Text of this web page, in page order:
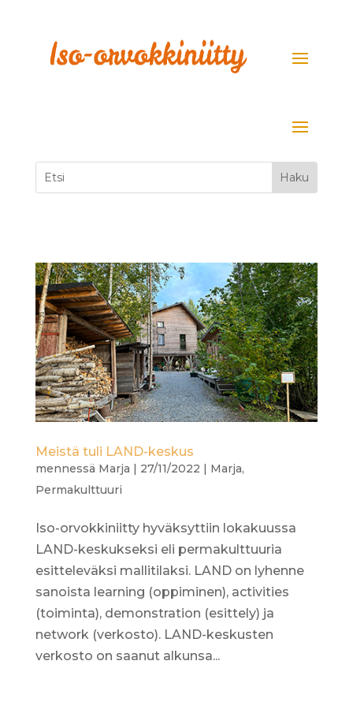
Meistä tuli LAND-keskus
mennessä Marja | 27/11/2022 | Marja,
Permakulttuuri
Iso-orvokkiniitty hyväksyttiin lokakuussa
LAND-keskukseksi eli permakulttuuria
esitteleväksi mallitilaksi. LAND on lyhenne
sanoista learning (oppiminen), activities
(toiminta), demonstration (esittely) ja
network (verkosto). LAND-keskusten
verkosto on saanut alkunsa...